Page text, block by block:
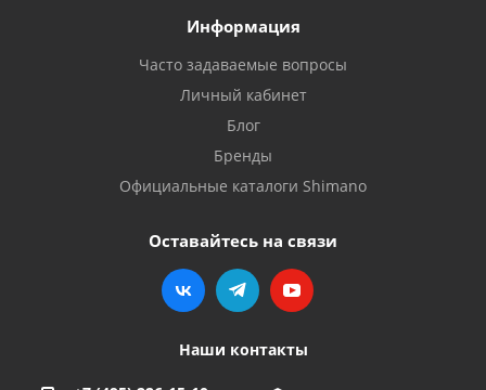
Информация
Часто задаваемые вопросы
Личный кабинет
Блог
Бренды
Официальные каталоги Shimano
Оставайтесь на связи
Наши контакты